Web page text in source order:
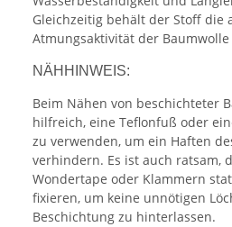
Gleichzeitig behält der Stoff die
Atmungsaktivität der Baumwolle
NÄHHINWEIS:
Beim Nähen von beschichteter
hilfreich, eine Teflonfuß oder
zu verwenden, um ein Haften
verhindern. Es ist auch ratsam,
Wondertape oder Klammern
fixieren, um keine unnötigen
Beschichtung zu hinterlassen.